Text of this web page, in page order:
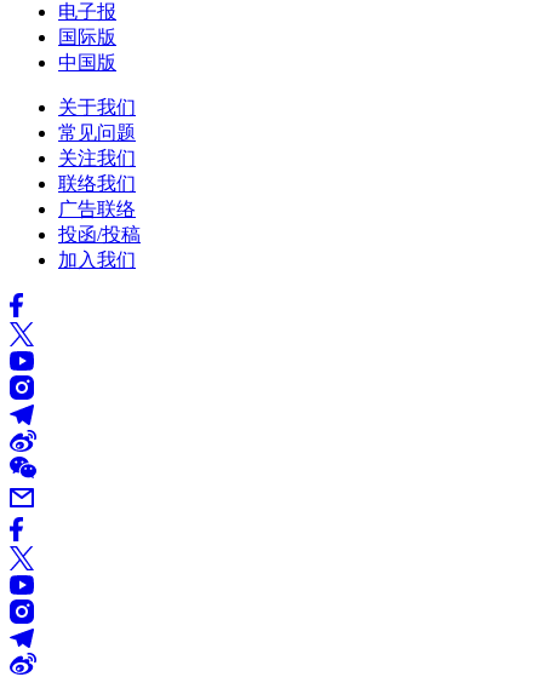
电子报
国际版
中国版
关于我们
常见问题
关注我们
联络我们
广告联络
投函/投稿
加入我们